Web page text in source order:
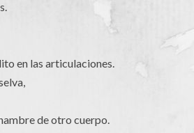
en las articulaciones.
de otro cuerpo.